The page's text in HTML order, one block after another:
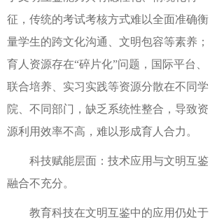
征，传统的考试考核方式难以全面准确衡
量学生的跨文化沟通、文明包容等素养；
育人资源存在“碎片化”问题，国际平台、
联合培养、实习实践等资源分散在不同学
院、不同部门，缺乏系统性整合，导致资
源利用效率不高，难以形成育人合力。
科技赋能层面：技术应用与文明互鉴
融合不充分。
教育科技在文明互鉴中的应用仍处于